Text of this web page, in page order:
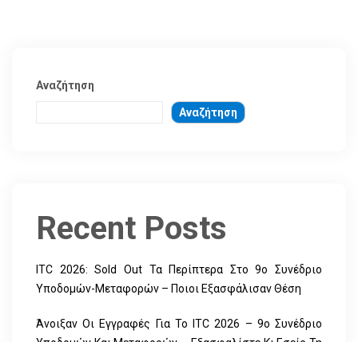
Αναζήτηση
Αναζήτηση
Recent Posts
ITC 2026: Sold Out Τα Περίπτερα Στο 9ο Συνέδριο
Υποδομών-Μεταφορών – Ποιοι Εξασφάλισαν Θέση
Άνοιξαν Οι Εγγραφές Για Το ITC 2026 – 9ο Συνέδριο